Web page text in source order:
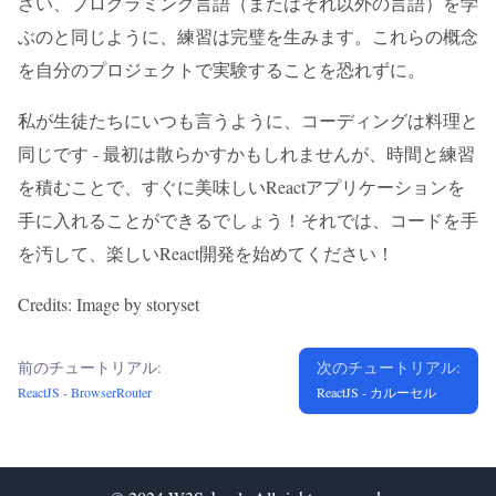
ぶのと同じように、練習は完璧を生みます。これらの概念
を自分のプロジェクトで実験することを恐れずに。
私が生徒たちにいつも言うように、コーディングは料理と
同じです - 最初は散らかすかもしれませんが、時間と練習
を積むことで、すぐに美味しいReactアプリケーションを
手に入れることができるでしょう！それでは、コードを手
を汚して、楽しいReact開発を始めてください！
Credits: Image by storyset
前のチュートリアル:
ReactJS - BrowserRouter
次のチュートリアル:
ReactJS - カルーセル